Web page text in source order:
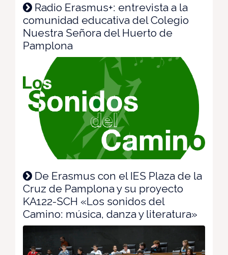
Radio Erasmus+: entrevista a la
comunidad educativa del Colegio
Nuestra Señora del Huerto de
Pamplona
De Erasmus con el IES Plaza de la
Cruz de Pamplona y su proyecto
KA122-SCH «Los sonidos del
Camino: música, danza y literatura»